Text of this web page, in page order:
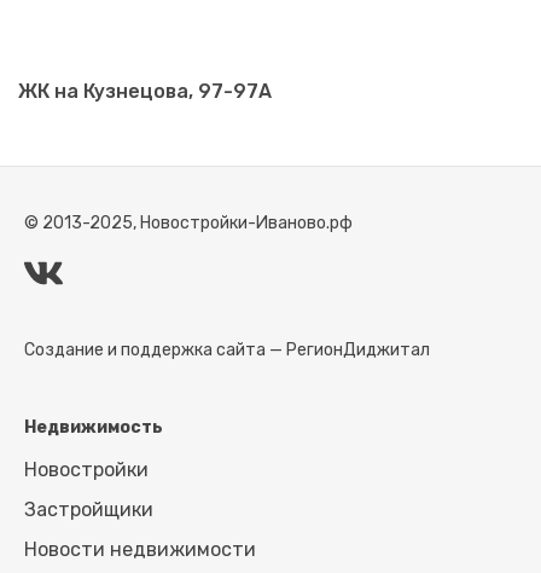
ЖК на Кузнецова, 97-97А
© 2013-2025, Новостройки-Иваново.рф
Создание и поддержка сайта — РегионДиджитал
Недвижимость
Новостройки
Застройщики
Новости недвижимости